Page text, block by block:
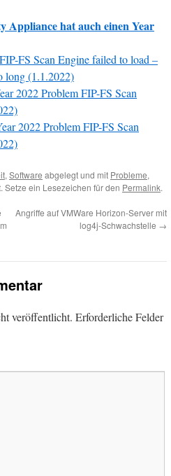
Appliance hat auch einen Year
FS Scan Engine failed to load –
long (1.1.2022)
2022 Problem FIP-FS Scan
2022 Problem FIP-FS Scan
, Software abgelegt und mit Probleme,
Setze ein Lesezeichen für den Permalink.
Angriffe auf VMWare Horizon-Server mit
log4j-Schwachstelle →
veröffentlicht. Erforderliche Felder